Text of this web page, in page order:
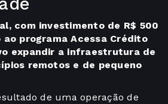
com investimento de R$ 500
programa Acessa Crédito
expandir a infraestrutura de
remotos e de pequeno
de uma operação de